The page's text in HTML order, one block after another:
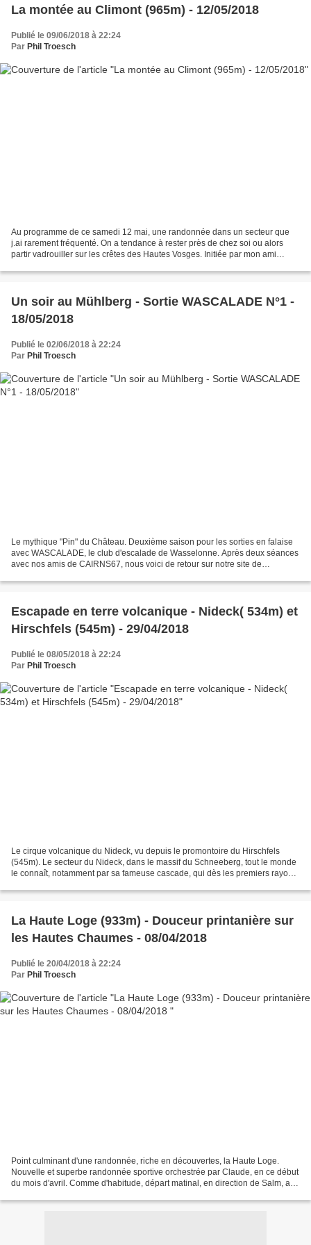
La montée au Climont (965m) - 12/05/2018
Publié le 09/06/2018 à 22:24
Par Phil Troesch
Au programme de ce samedi 12 mai, une randonnée dans un secteur que
j.ai rarement fréquenté. On a tendance à rester près de chez soi ou alors
partir vadrouiller sur les crêtes des Hautes Vosges. Initiée par mon ami
Un soir au Mühlberg - Sortie WASCALADE N°1 -
18/05/2018
Publié le 02/06/2018 à 22:24
Par Phil Troesch
Le mythique "Pin" du Château. Deuxième saison pour les sorties en falaise
avec WASCALADE, le club d'escalade de Wasselonne. Après deux séances
avec nos amis de CAIRNS67, nous voici de retour sur notre site de
Escapade en terre volcanique - Nideck( 534m) et
Hirschfels (545m) - 29/04/2018
Publié le 08/05/2018 à 22:24
Par Phil Troesch
Le cirque volcanique du Nideck, vu depuis le promontoire du Hirschfels
(545m). Le secteur du Nideck, dans le massif du Schneeberg, tout le monde
le connaît, notamment par sa fameuse cascade, qui dès les premiers rayons
La Haute Loge (933m) - Douceur printanière sur
les Hautes Chaumes - 08/04/2018
Publié le 20/04/2018 à 22:24
Par Phil Troesch
Point culminant d'une randonnée, riche en découvertes, la Haute Loge.
Nouvelle et superbe randonnée sportive orchestrée par Claude, en ce début
du mois d'avril. Comme d'habitude, départ matinal, en direction de Salm, au